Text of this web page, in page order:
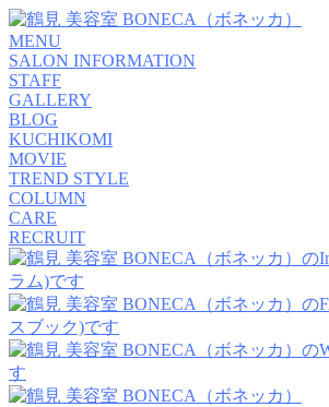
MENU
SALON INFORMATION
STAFF
GALLERY
BLOG
KUCHIKOMI
MOVIE
TREND STYLE
COLUMN
CARE
RECRUIT